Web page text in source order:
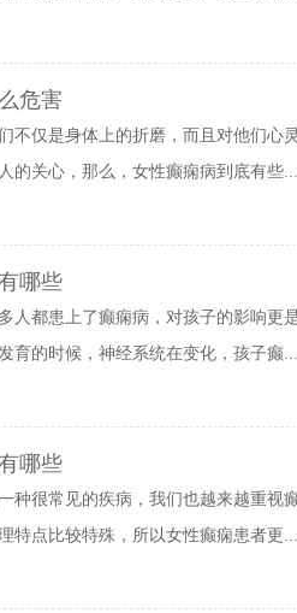
危害
不仅是身体上的折磨，而且对他们心
的关心，那么，女性癫痫病到底有些...
哪些
人都患上了癫痫病，对孩子的影响更
育的时候，神经系统在变化，孩子癫...
哪些
种很常见的疾病，我们也越来越重视
特点比较特殊，所以女性癫痫患者更...